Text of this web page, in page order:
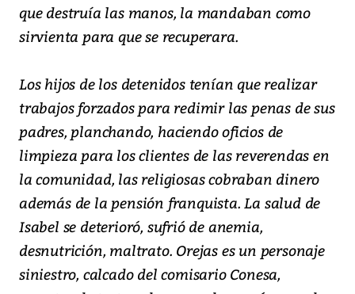
que destruía las manos, la mandaban como
sirvienta para que se recuperara.
Los hijos de los detenidos tenían que realizar
trabajos forzados para redimir las penas de sus
padres, planchando, haciendo oficios de
limpieza para los clientes de las reverendas en
la comunidad, las religiosas cobraban dinero
además de la pensión franquista. La salud de
Isabel se deterioró, sufrió de anemia,
desnutrición, maltrato. Orejas es un personaje
siniestro, calcado del comisario Conesa,